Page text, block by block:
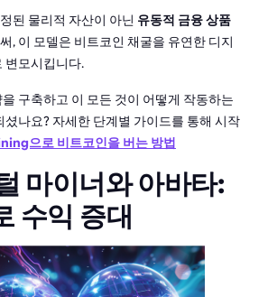
된 물리적 자산이 아닌 유동적 금융 상품
, 이 모델은 비트코인 채굴을 유연한 디지
변모시킵니다.
구축하고 이 모든 것이 어떻게 작동하는
셨나요? 자세한 단계별 가이드를 통해 시작
으로 비트코인을 버는 방법
마이너와 아바타:
수익 증대